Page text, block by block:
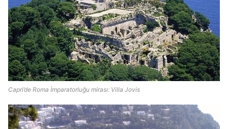
Capri’de Roma İmparatorluğu mirası: Villa Jovis